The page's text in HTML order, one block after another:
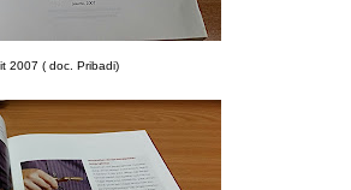
2007 ( doc. Pribadi)